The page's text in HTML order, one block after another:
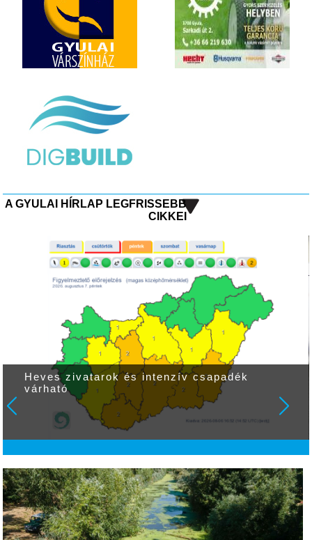
A GYULAI HÍRLAP LEGFRISSEBB
CIKKEI
Heves zivatarok és intenzív csapadék
várható